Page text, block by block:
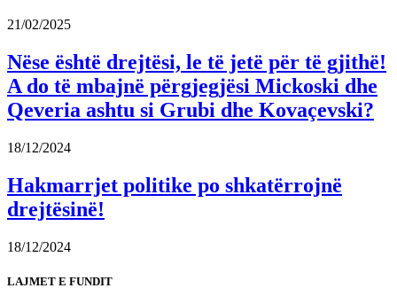
21/02/2025
Nëse është drejtësi, le të jetë për të gjithë!
A do të mbajnë përgjegjësi Mickoski dhe
Qeveria ashtu si Grubi dhe Kovaçevski?
18/12/2024
Hakmarrjet politike po shkatërrojnë
drejtësinë!
18/12/2024
LAJMET E FUNDIT